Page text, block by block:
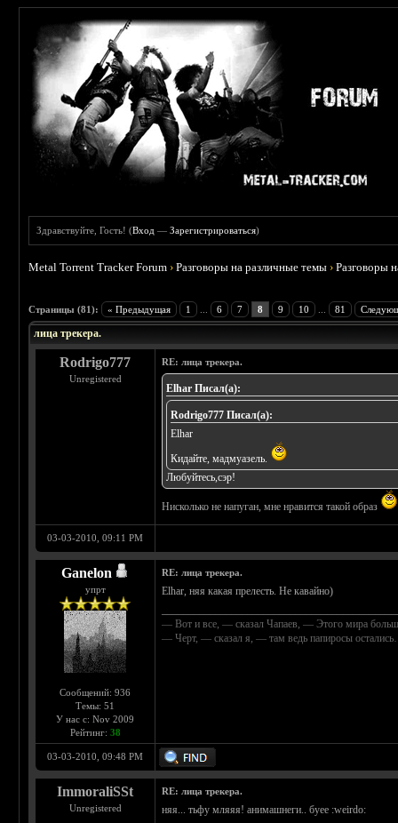
Здравствуйте, Гость! (Вход —Зарегистрироваться)
Metal Torrent Tracker Forum ›Разговоры на различные темы ›Разговоры
Страницы (81): « Предыдущая 1 6 7 8 9 10 81
лица трекера.
Rodrigo777
Unregistered
RE: лица трекера.
Elhar Писал(а):
Rodrigo777 Писал(а):
Elhar
Кидайте, мадмуазель.
Любуйтесь,сэр!
Нисколько не напуган, мне нравится такой образ
03-03-2010, 09:11 PM
Ganelon
упрт
Сообщений: 936
Темы: 51
У нас с: Nov 2009
Рейтинг: 38
RE: лица трекера.
Elhar, няя какая прелесть. Не кавайно)
— Вот и все, — сказал Чапаев, — Этого мира
— Черт, — сказал я, — там ведь папиросы
03-03-2010, 09:48 PM
ImmoraliSSt
Unregistered
RE: лица трекера.
няя... тьфу мляяя! анимашнеги.. буее :weirdo: